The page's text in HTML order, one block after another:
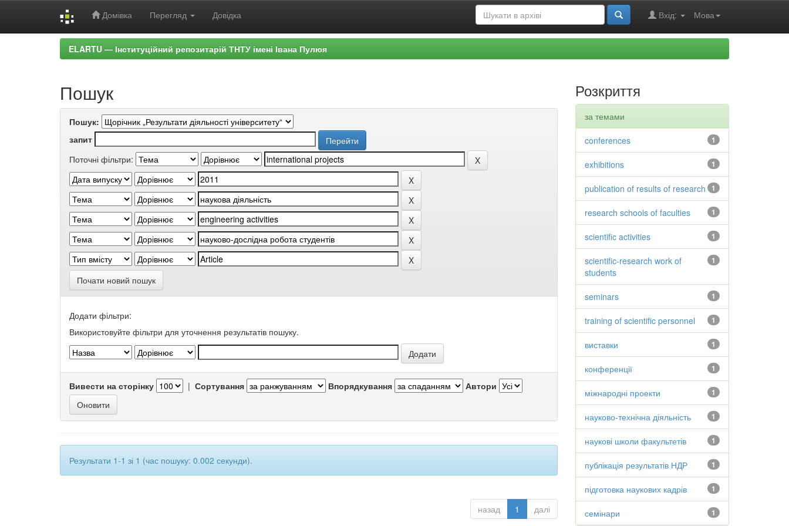
Домівка Перегляд Довідка Мова
Вхід:
ELARTU — Інституційний репозитарій ТНТУ імені Івана Пулюя
Пошук
Пошук:
запит
Поточні фільтри:
Почати новий пошук
Додати фільтри:
Використовуйте фільтри для уточнення результатів пошуку.
Вивести на сторінку | Сортування Впорядкування Автори
Результати 1-1 зі 1 (час пошуку: 0.002 секунди).
назад 1 далі
Розкриття
за темами
1
conferences
1
exhibitions
1
publication of results of research
1
research schools of faculties
1
scientific activities
1
scientific-research work of
students
1
seminars
1
training of scientific personnel
1
виставки
1
конференції
1
міжнародні проекти
1
науково-технічна діяльність
1
наукові школи факультетів
1
публікація результатів НДР
1
підготовка наукових кадрів
1
семінари